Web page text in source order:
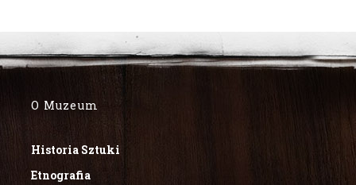
O Muzeum
Historia Sztuki
Etnografia